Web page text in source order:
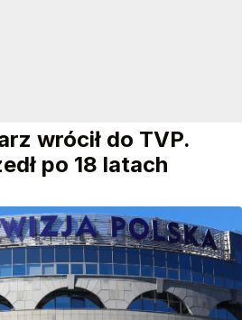
wrócił do TVP.
po 18 latach